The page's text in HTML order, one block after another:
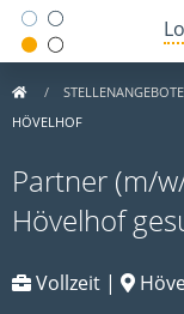
HÖVELHOF
Partner (m/
Hövelhof
Vollzeit |